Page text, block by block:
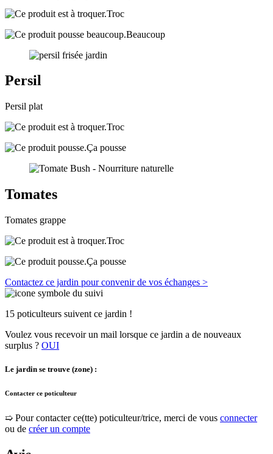
Troc
Beaucoup
Persil
Persil plat
Troc
Ça pousse
Tomates
Tomates grappe
Troc
Ça pousse
Contactez ce jardin pour convenir de vos échanges >
15 poticulteurs suivent ce jardin !
Voulez vous recevoir un mail lorsque ce jardin a de nouveaux
surplus ? OUI
Le jardin se trouve (zone) :
Contacter ce poticulteur
➯ Pour contacter ce(tte) poticulteur/trice, merci de vous connecter
ou de créer un compte